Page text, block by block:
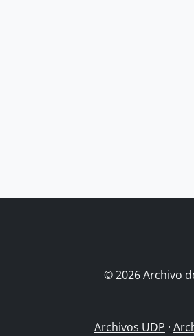
© 2026 Archivo
Archivos UDP ·